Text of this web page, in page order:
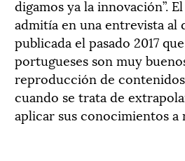
digamos ya la innovación”.
admitía en una entrevista al
publicada el pasado 2017
portugueses son muy
reproducción de
cuando se trata de
aplicar sus conocimientos a